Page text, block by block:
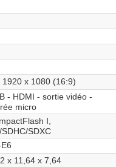
Oui
Non
Non
Non
1920 x 1080 (16:9)
- HDMI - sortie vidéo -
micro
I,
SDHC/SDXC
x 11,64 x 7,64